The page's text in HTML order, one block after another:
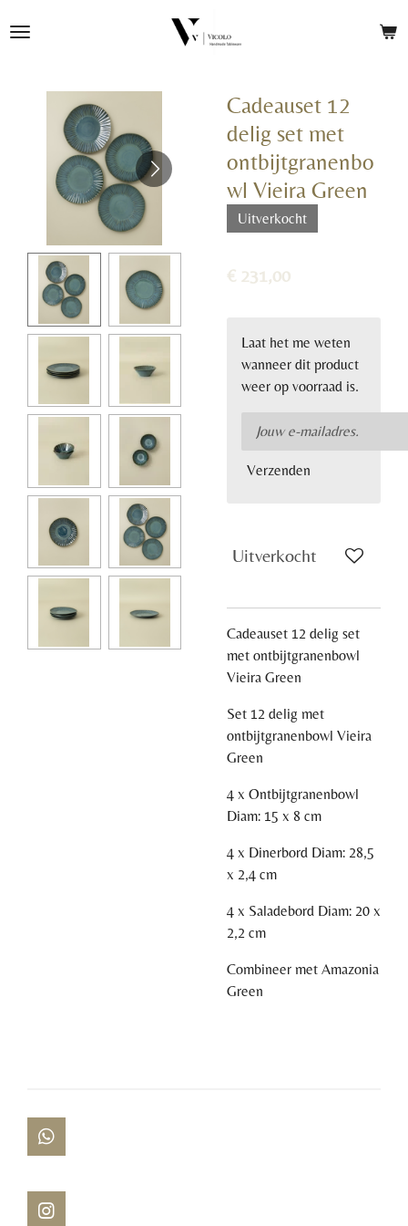
direct
hoofdinhoud
Cadeauset 12
delig set met
ontbijtgranenbo
wl Vieira Green
Uitverkocht
€ 231,00
Laat het me weten
wanneer dit product
weer op voorraad is.
Verzenden
Uitverkocht
Cadeauset 12 delig set
met ontbijtgranenbowl
Vieira Green
Set 12 delig met
ontbijtgranenbowl Vieira
Green
4 x Ontbijtgranenbowl
Diam: 15 x 8 cm
4 x Dinerbord Diam: 28,5
x 2,4 cm
4 x Saladebord Diam: 20 x
2,2 cm
Combineer met Amazonia
Green
W
h
t
s
I